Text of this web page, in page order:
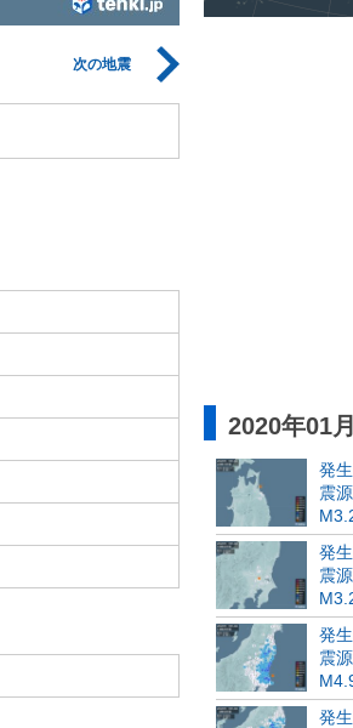
次の地震
2020年01
発
震
発
震
発
震
発